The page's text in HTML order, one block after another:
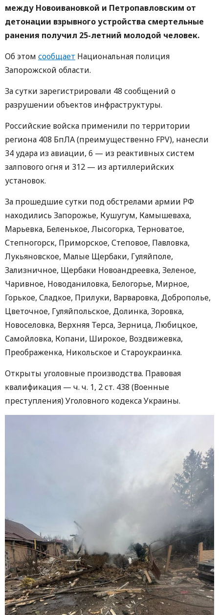
между Новоивановкой и Петропавловским от
детонации взрывного устройства смертельные
ранения получил 25-летний молодой человек.
Об этом сообщает Национальная полиция
Запорожской области.
За сутки зарегистрировали 48 сообщений о
разрушении объектов инфраструктуры.
Российские войска применили по территории
региона 408 БпЛА (преимущественно FPV), нанесли
34 удара из авиации, 6 — из реактивных систем
залпового огня и 312 — из артиллерийских
установок.
За прошедшие сутки под обстрелами армии РФ
находились Запорожье, Кушугум, Камышеваха,
Марьевка, Беленькое, Лысогорка, Терноватое,
Степногорск, Приморское, Степовое, Павловка,
Лукьяновское, Малые Щербаки, Гуляйполе,
Зализничное, Щербаки Новоандреевка, Зеленое,
Чаривное, Новоданиловка, Белогорье, Мирное,
Горькое, Сладкое, Прилуки, Варваровка, Доброполье,
Цветочное, Гуляйпольское, Долинка, Зоровка,
Новоселовка, Верхняя Терса, Зерница, Любицкое,
Самойловка, Копани, Широкое, Воздвижевка,
Преображенка, Никольское и Староукраинка.
Открыты уголовные производства. Правовая
квалификация — ч. ч. 1, 2 ст. 438 (Военные
преступления) Уголовного кодекса Украины.